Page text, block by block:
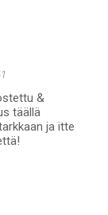
&
täällä
ja itte